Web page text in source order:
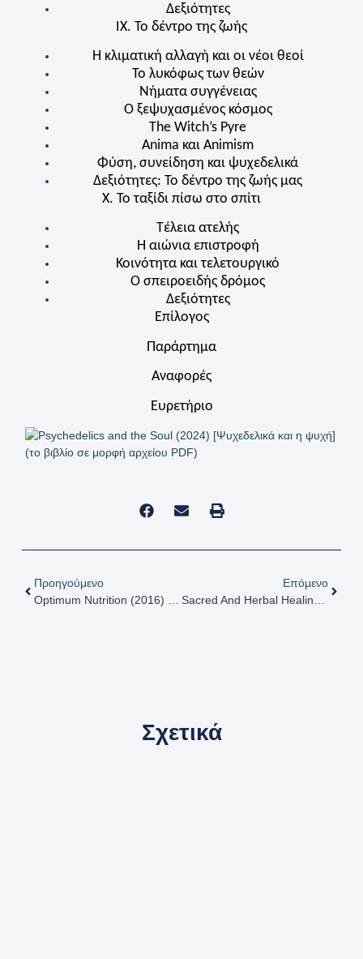
Δεξιότητες
IX. Το δέντρο της ζωής
Η κλιματική αλλαγή και οι νέοι θεοί
Το λυκόφως των θεών
Νήματα συγγένειας
Ο ξεψυχασμένος κόσμος
The Witch’s Pyre
Anima και Animism
Φύση, συνείδηση ​​και ψυχεδελικά
Δεξιότητες: Το δέντρο της ζωής μας
Χ. Το ταξίδι πίσω στο σπίτι
Τέλεια ατελής
Η αιώνια επιστροφή
Κοινότητα και τελετουργικό
Ο σπειροειδής δρόμος
Δεξιότητες
Επίλογος
Παράρτημα
Αναφορές
Ευρετήριο
(το βιβλίο σε μορφή αρχείου PDF)
Προηγούμενο
Επόμενο
Σχετικά